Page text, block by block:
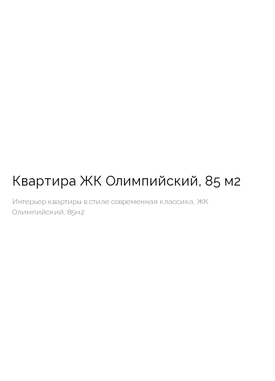
Квартира ЖК Олимпийский, 85 м2
Интерьер квартиры в стиле современная классика, ЖК
Олимпийский, 85м2